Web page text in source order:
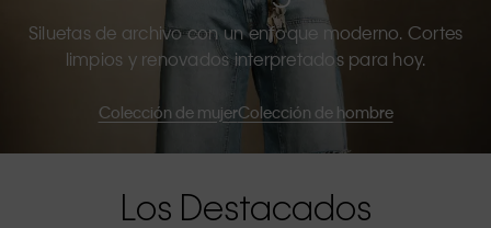
Siluetas de archivo con un enfoque moderno. Cortes
limpios y renovados interpretados para hoy.
Colección de mujerColección de hombre
Los Destacados